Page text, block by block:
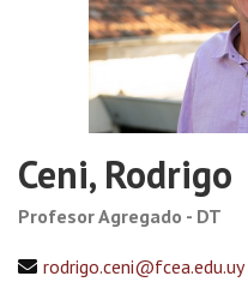
Ceni, Rodrigo
Profesor Agregado - DT
rodrigo.ceni@fcea.edu.uy